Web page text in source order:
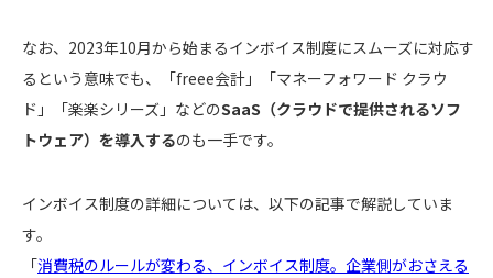
なお、2023年10月から始まるインボイス制度にスムーズに対応す
るという意味でも、「freee会計」「マネーフォワード クラウ
ド」「楽楽シリーズ」などのSaaS（クラウドで提供されるソフ
トウェア）を導入するのも一手です。
インボイス制度の詳細については、以下の記事で解説していま
す。
「消費税のルールが変わる、インボイス制度。企業側がおさえる